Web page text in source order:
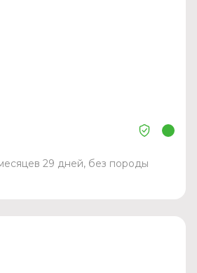
29 дней, без породы